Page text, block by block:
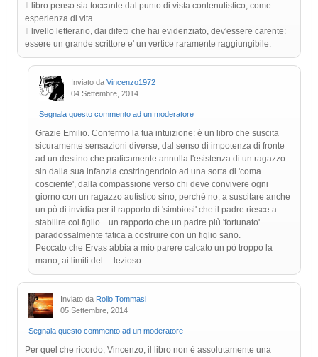
Il libro penso sia toccante dal punto di vista contenutistico, come
esperienza di vita.
Il livello letterario, dai difetti che hai evidenziato, dev'essere carente:
essere un grande scrittore e' un vertice raramente raggiungibile.
Inviato da Vincenzo1972
04 Settembre, 2014
Segnala questo commento ad un moderatore
Grazie Emilio. Confermo la tua intuizione: è un libro che suscita
sicuramente sensazioni diverse, dal senso di impotenza di fronte
ad un destino che praticamente annulla l'esistenza di un ragazzo
sin dalla sua infanzia costringendolo ad una sorta di 'coma
cosciente', dalla compassione verso chi deve convivere ogni
giorno con un ragazzo autistico sino, perché no, a suscitare anche
un pò di invidia per il rapporto di 'simbiosi' che il padre riesce a
stabilire col figlio... un rapporto che un padre più 'fortunato'
paradossalmente fatica a costruire con un figlio sano.
Peccato che Ervas abbia a mio parere calcato un pò troppo la
mano, ai limiti del ... lezioso.
Inviato da Rollo Tommasi
05 Settembre, 2014
Segnala questo commento ad un moderatore
Per quel che ricordo, Vincenzo, il libro non è assolutamente una